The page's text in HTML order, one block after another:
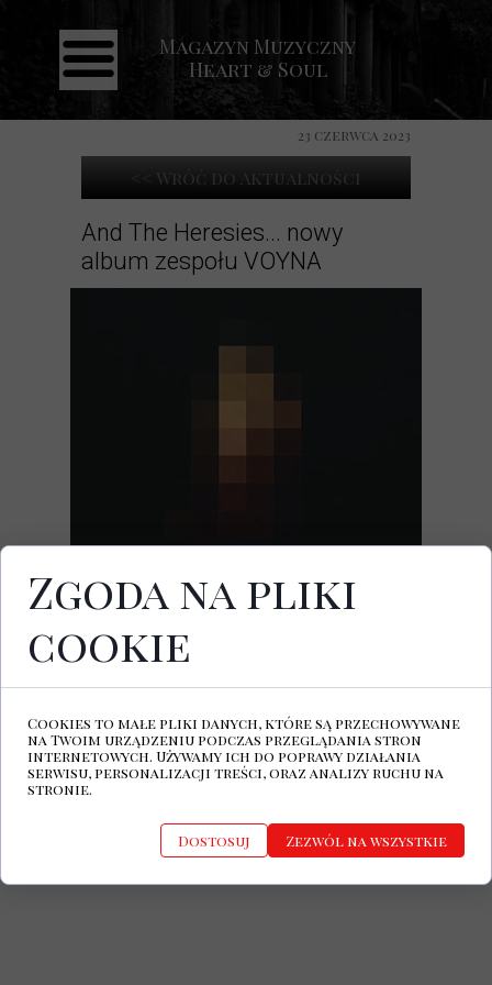
Strona główna
Aktualności
Koncerty
Galeria
Kontakt
Magazyn Muzyczny
Heart & Soul
And The Heresies​.​.​. nowy
album zespołu VOYNA
<< Wróć do Aktualności
23 czerwca 2023
Dziś ukazała się najnowszy album
berlińskiego projektu Voyna, za którym
stoją Peer Lebrecht, znany z zespołu
muzyk Thommy Hein.
Voyna Facebook
Zgoda na pliki
cookie
Cookies to małe pliki danych, które są przechowywane
na Twoim urządzeniu podczas przeglądania stron
internetowych. Używamy ich do poprawy działania
serwisu, personalizacji treści, oraz analizy ruchu na
stronie.
Dostosuj Zezwól na wszystkie